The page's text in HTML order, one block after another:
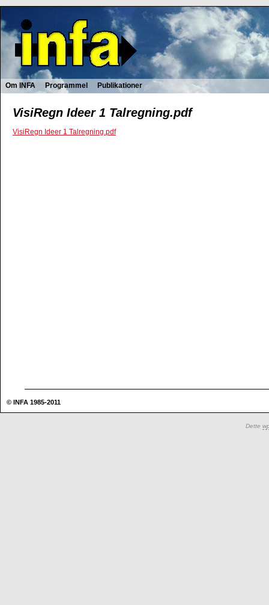
Om INFA Programmel Publikationer
VisiRegn Ideer 1 Talregning.pdf
VisiRegn Ideer 1 Talregning.pdf
© INFA 1985-2011
Dette